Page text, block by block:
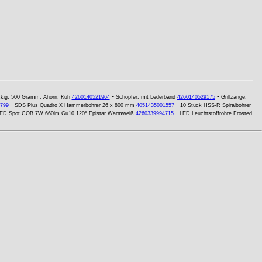
500 Gramm, Ahorn, Kuh 4260140521964- Schöpfer, mit Lederband 4260140529175- Grillzange,
- SDS Plus Quadro X Hammerbohrer 26 x 800 mm 4051435001557- 10 Stück HSS-R Spiralbohrer
Spot COB 7W 660lm Gu10 120° Epistar Warmweiß 4260339994715- LED Leuchtstoffröhre Frosted